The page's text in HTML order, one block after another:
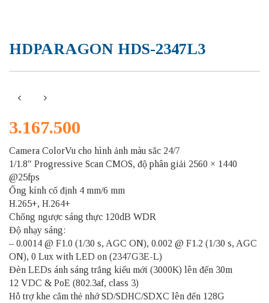
HDPARAGON HDS-2347L3
3.167.500
Camera ColorVu cho hình ảnh màu sắc 24/7
1/1.8″ Progressive Scan CMOS, độ phân giải 2560 × 1440
@25fps
Ống kính cố định 4 mm/6 mm
H.265+, H.264+
Chống ngược sáng thực 120dB WDR
Độ nhạy sáng:
– 0.0014 @ F1.0 (1/30 s, AGC ON), 0.002 @ F1.2 (1/30 s, AGC
ON), 0 Lux with LED on (2347G3E-L)
Đèn LEDs ánh sáng trắng kiểu mới (3000K) lên đến 30m
12 VDC & PoE (802.3af, class 3)
Hỗ trợ khe cắm thẻ nhớ SD/SDHC/SDXC lên đến 128G